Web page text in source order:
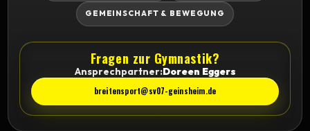
GEMEINSCHAFT & BEWEGUNG
Fragen zur Gymnastik?
Ansprechpartner:Doreen Eggers
breitensport@sv07-geinsheim.de